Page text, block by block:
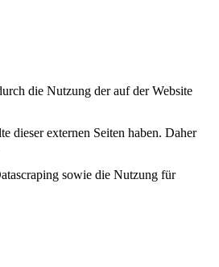
die Nutzung der auf der Website
dieser externen Seiten haben. Daher
sowie die Nutzung für